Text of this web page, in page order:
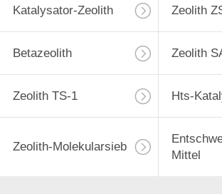
Katalysator-Zeolith Zeolith
Betazeolith Zeolith
Zeolith TS-1 Hts-
Zeolith-Molekularsieb
Mittel